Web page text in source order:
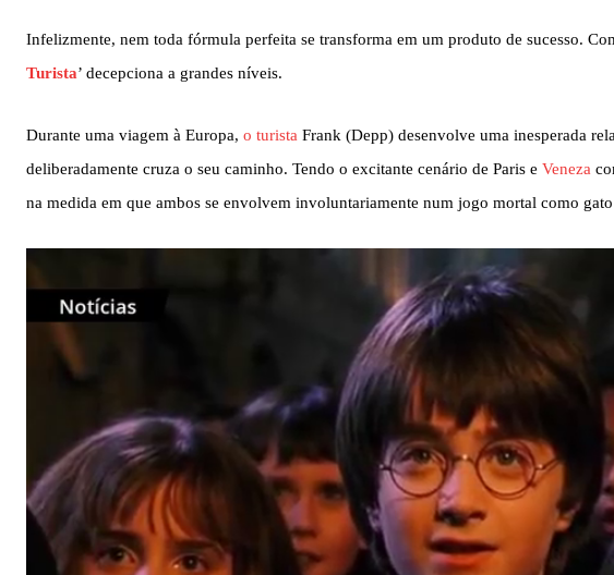
Infelizmente, nem toda fórmula perfeita se transforma em um produto de sucesso.
Turista’ decepciona a grandes níveis.
Durante uma viagem à Europa, o turista Frank (Depp) desenvolve uma inesperada
deliberadamente cruza o seu caminho. Tendo o excitante cenário de Paris e Veneza
na medida em que ambos se envolvem involuntariamente num jogo mortal como